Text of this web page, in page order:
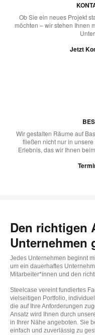
Ob Sie ein neues Projekt
möchten – wir stehen Ihnen
Jetzt
Wir gestalten Räume auf
fließen nicht nur in
Erlebnis, das wir Ihnen
Den richtigen
Unternehmen
Jedes Unternehmen beginnt
um ein dauerhaftes
Mitarbeiter*innen und den
Steelcase vereint fundiertes
vielseitigen Portfolio,
die auf Ihre Anforderungen
Ansatz wird Ihnen durch
in Ihrer Nähe angeboten. Sie
einfach und zuverlässig zu